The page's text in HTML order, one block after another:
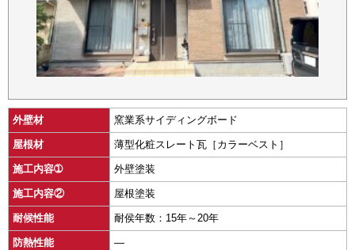
外壁材 窯業系サイディングボード
屋根材 薄型化粧スレート瓦［カラーベスト］
施工内容➀ 外壁塗装
施工内容② 屋根塗装
耐候性能 耐侯年数：15年～20年
防熱性能 ―